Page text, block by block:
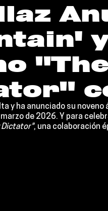
de la Semana Talento Mexa
y ha anunciado su
de 2026. Y para
Dictator", una colaboración